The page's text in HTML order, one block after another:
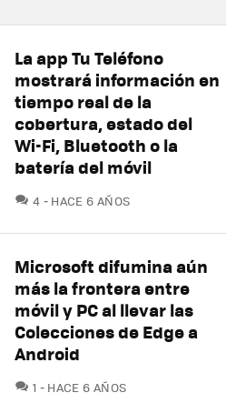
La app Tu Teléfono
mostrará información en
tiempo real de la
cobertura, estado del
Wi-Fi, Bluetooth o la
batería del móvil
4 COMENTARIOS
HACE 6 AÑOS
Microsoft difumina aún
más la frontera entre
móvil y PC al llevar las
Colecciones de Edge a
Android
1 COMENTARIOS
HACE 6 AÑOS